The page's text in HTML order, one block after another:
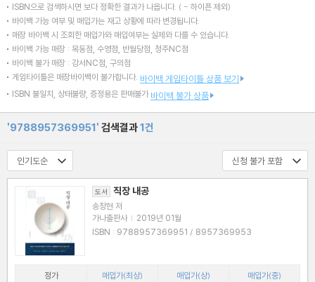
ISBN으로 검색하시면 보다 정확한 결과가 나옵니다. ( - 하이픈 제외)
바이백 가능 여부 및 매입가는 재고 상황에 따라 변경됩니다.
매장 바이백 시 조회한 매입가와 매입여부는 실제와 다를 수 있습니다.
바이백 가능 매장 : 목동점, 수영점, 반월당점, 청주NC점
바이백 불가 매장 : 강서NC점, 구의점
게임타이틀은 매장바이백이 불가합니다. 바이백 게임타이틀 상품 보기
ISBN 불일치, 상태불량, 증정용은 판매불가 바이백 불가 상품
'9788957369951' 검색결과1건
도서 직장 내공
송창현 저
가나출판사 | 2019년 01월
ISBN : 9788957369951 / 8957369953
정가 매입가(최상) 매입가(상)
매입가(중)